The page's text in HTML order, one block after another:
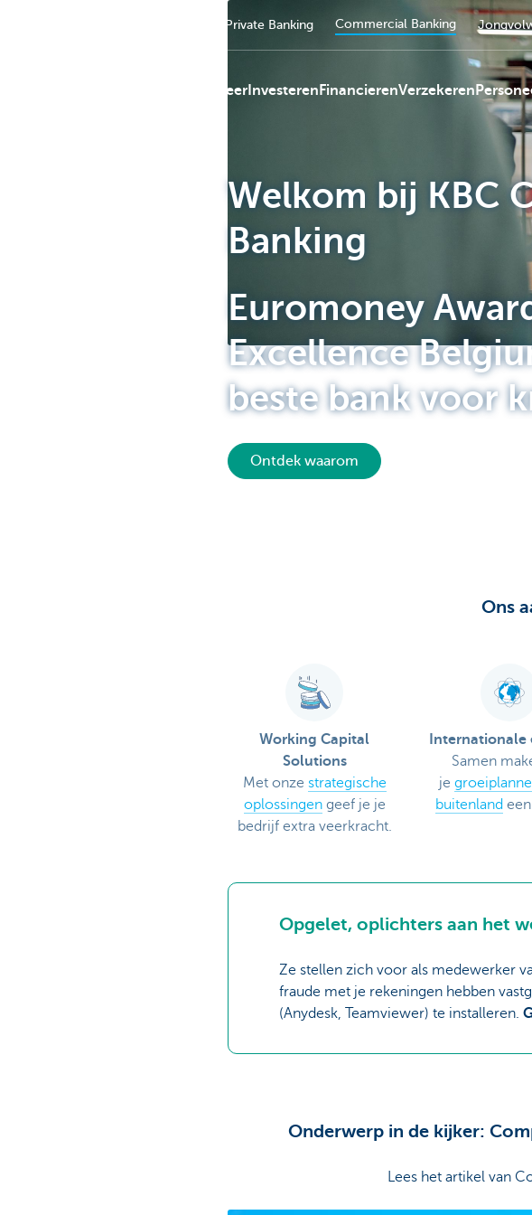
Private Banking Commercial Banking
Betalingsverkeer Investeren FinancierenVerzekeren
Welkom bij KBC
Banking
Euromoney
Excellence
beste bank voor
Ontdek waarom
Ons
Working Capital
Solutions
Met onze strategische
oplossingengeef je je
bedrijf extra veerkracht.
Internationale
Samen
je
buitenland
Opgelet, oplichters aan het
Ze stellen zich voor als medewerker
fraude met je rekeningen hebben
(Anydesk, Teamviewer) te installeren.
Onderwerp in de kijker:
Lees het artikel van